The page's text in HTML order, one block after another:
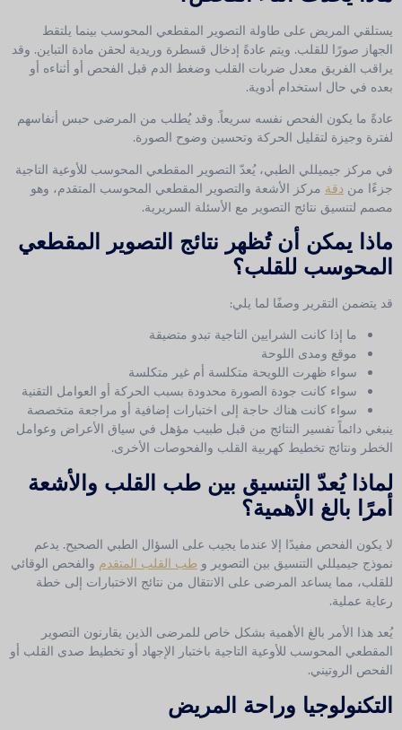
يستلقي المريض على طاولة التصوير المقطعي المحوسب بينما يلتقط
الجهاز صورًا للقلب. ويتم عادةً إدخال قسطرة وريدية لحقن مادة التباين. وقد
يراقب الفريق معدل ضربات القلب وضغط الدم قبل الفحص أو أثناءه أو
بعده في حال استخدام أدوية.
عادةً ما يكون الفحص نفسه سريعاً. وقد يُطلب من المرضى حبس أنفاسهم
لفترة وجيزة لتقليل الحركة وتحسين وضوح الصورة.
في مركز جيميللي الطبي، يُعدّ التصوير المقطعي المحوسب للأوعية التاجية
جزءًا من دقة مركز الأشعة والتصوير المقطعي المحوسب المتقدم، وهو
مصمم لتنسيق نتائج التصوير مع الأسئلة السريرية.
ماذا يمكن أن تُظهر نتائج التصوير المقطعي
المحوسب للقلب؟
قد يتضمن التقرير وصفًا لما يلي:
ما إذا كانت الشرايين التاجية تبدو متضيقة
موقع ومدى اللوحة
سواء ظهرت اللويحة متكلسة أم غير متكلسة
سواء كانت جودة الصورة محدودة بسبب الحركة أو العوامل التقنية
سواء كانت هناك حاجة إلى اختبارات إضافية أو مراجعة متخصصة
ينبغي دائماً تفسير النتائج من قبل طبيب مؤهل في سياق الأعراض وعوامل
الخطر ونتائج تخطيط كهربية القلب والفحوصات الأخرى.
لماذا يُعدّ التنسيق بين طب القلب والأشعة
أمرًا بالغ الأهمية؟
لا يكون الفحص مفيدًا إلا عندما يجيب على السؤال الطبي الصحيح. يدعم
نموذج جيميللي التنسيق بين التصوير و طب القلب المتقدم والفحص الوقائي
للقلب، مما يساعد المرضى على الانتقال من نتائج الاختبارات إلى خطة
رعاية عملية.
يُعد هذا الأمر بالغ الأهمية بشكل خاص للمرضى الذين يقارنون التصوير
المقطعي المحوسب للأوعية التاجية باختبار الإجهاد أو تخطيط صدى القلب أو
الفحص الروتيني.
التكنولوجيا وراحة المريض